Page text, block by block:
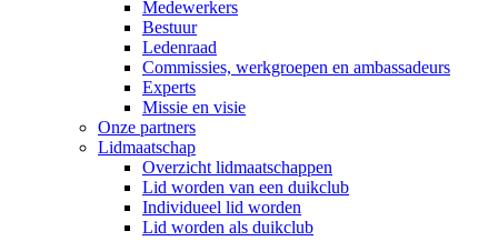
Medewerkers
Bestuur
Ledenraad
Commissies, werkgroepen en ambassadeurs
Experts
Missie en visie
Onze partners
Lidmaatschap
Overzicht lidmaatschappen
Lid worden van een duikclub
Individueel lid worden
Lid worden als duikclub